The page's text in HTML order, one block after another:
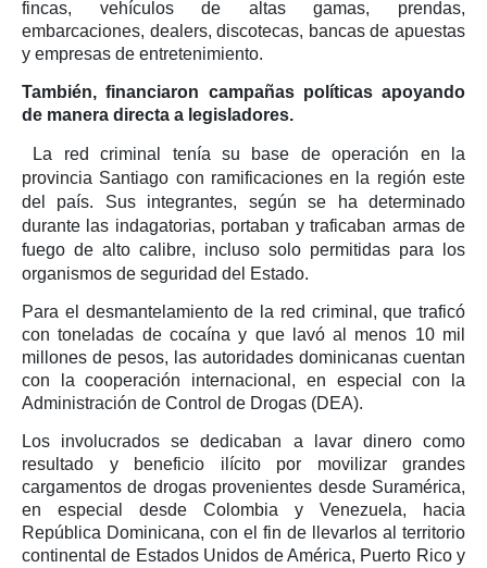
fincas, vehículos de altas gamas, prendas,
embarcaciones, dealers, discotecas, bancas de apuestas
y empresas de entretenimiento.
También, financiaron campañas políticas apoyando
de manera directa a legisladores.
La red criminal tenía su base de operación en la
provincia Santiago con ramificaciones en la región este
del país. Sus integrantes, según se ha determinado
durante las indagatorias, portaban y traficaban armas de
fuego de alto calibre, incluso solo permitidas para los
organismos de seguridad del Estado.
Para el desmantelamiento de la red criminal, que traficó
con toneladas de cocaína y que lavó al menos 10 mil
millones de pesos, las autoridades dominicanas cuentan
con la cooperación internacional, en especial con la
Administración de Control de Drogas (DEA).
Los involucrados se dedicaban a lavar dinero como
resultado y beneficio ilícito por movilizar grandes
cargamentos de drogas provenientes desde Suramérica,
en especial desde Colombia y Venezuela, hacia
República Dominicana, con el fin de llevarlos al territorio
continental de Estados Unidos de América, Puerto Rico y